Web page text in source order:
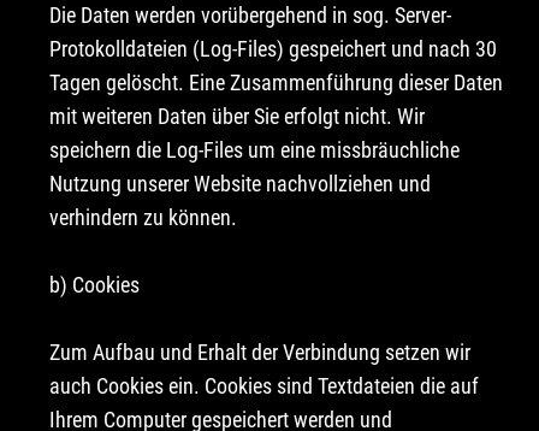
Die Daten werden vorübergehend in sog. Server-
Protokolldateien (Log-Files) gespeichert und nach 30
Tagen gelöscht. Eine Zusammenführung dieser Daten
mit weiteren Daten über Sie erfolgt nicht. Wir
speichern die Log-Files um eine missbräuchliche
Nutzung unserer Website nachvollziehen und
verhindern zu können.
b) Cookies
Zum Aufbau und Erhalt der Verbindung setzen wir
auch Cookies ein. Cookies sind Textdateien die auf
Ihrem Computer gespeichert werden und